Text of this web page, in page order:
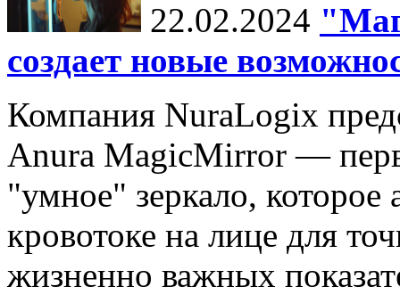
22.02.2024
создает новые
Компания NuraLogix
Anura MagicMirror —
"умное" зеркало,
кровотоке на лице для
жизненно важных